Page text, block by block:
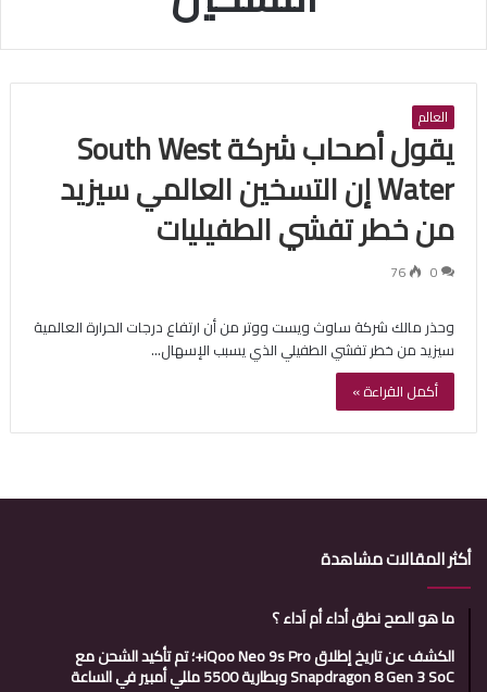
العالم
يقول أصحاب شركة South West
Water إن التسخين العالمي سيزيد
من خطر تفشي الطفيليات
0
76
وحذر مالك شركة ساوث ويست ووتر من أن ارتفاع درجات الحرارة العالمية
سيزيد من خطر تفشي الطفيلي الذي يسبب الإسهال…
أكمل القراءة »
أكثر المقالات مشاهدة
ما هو الصح نطق أداء أم آداء ؟
الكشف عن تاريخ إطلاق iQoo Neo 9s Pro+؛ تم تأكيد الشحن مع
Snapdragon 8 Gen 3 SoC وبطارية 5500 مللي أمبير في الساعة